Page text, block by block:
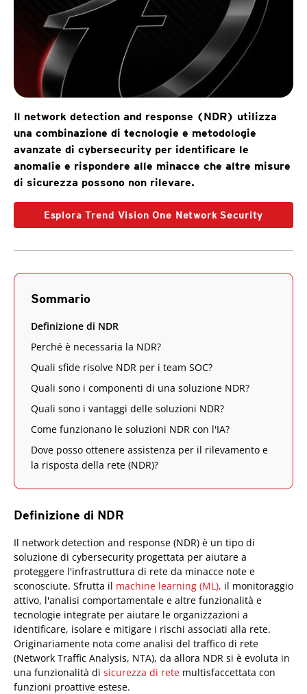
Il network detection and response (NDR) utilizza
una combinazione di tecnologie e metodologie
avanzate di cybersecurity per identificare le
anomalie e rispondere alle minacce che altre misure
di sicurezza possono non rilevare.
Esplora Trend Vision One Network Security
Sommario
Definizione di NDR
Perché è necessaria la NDR?
Quali sfide risolve NDR per i team SOC?
Quali sono i componenti di una soluzione NDR?
Quali sono i vantaggi delle soluzioni NDR?
Come funzionano le soluzioni NDR con l'IA?
Dove posso ottenere assistenza per il rilevamento e
la risposta della rete (NDR)?
Definizione di NDR
Il network detection and response (NDR) è un tipo di
soluzione di cybersecurity progettata per aiutare a
proteggere l'infrastruttura di rete da minacce note e
sconosciute. Sfrutta il machine learning (ML), il monitoraggio
attivo, l'analisi comportamentale e altre funzionalità e
tecnologie integrate per aiutare le organizzazioni a
identificare, isolare e mitigare i rischi associati alla rete.
Originariamente nota come analisi del traffico di rete
(Network Traffic Analysis, NTA), da allora NDR si è evoluta in
una funzionalità di sicurezza di rete multisfaccettata con
funzioni proattive estese.